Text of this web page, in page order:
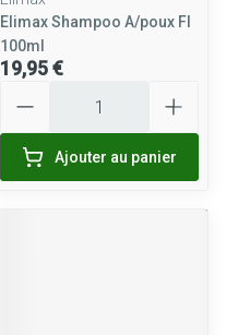
Elimax Shampoo A/poux Fl
100ml
19,95 €
Ajouter au panier